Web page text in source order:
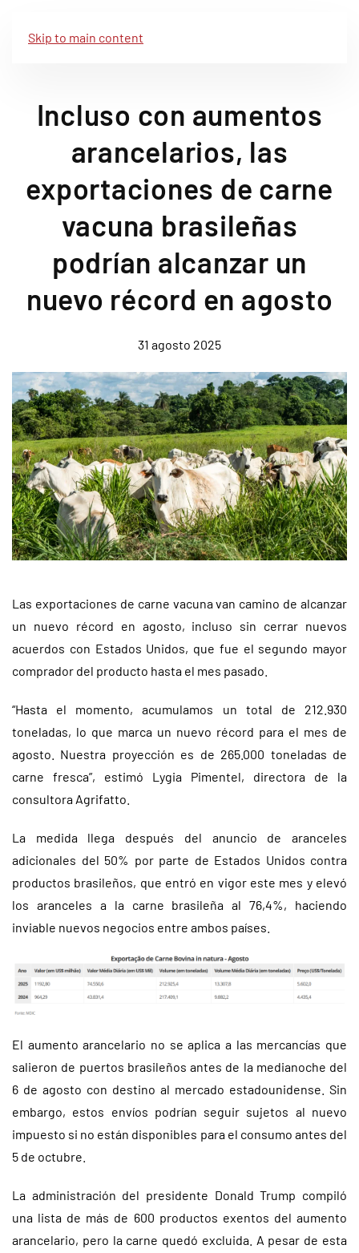
Skip to main content
Incluso con aumentos
arancelarios, las
exportaciones de carne
vacuna brasileñas
podrían alcanzar un
nuevo récord en agosto
31 agosto 2025
Las exportaciones de carne vacuna van camino de alcanzar
un nuevo récord en agosto, incluso sin cerrar nuevos
acuerdos con Estados Unidos, que fue el segundo mayor
comprador del producto hasta el mes pasado.
“Hasta el momento, acumulamos un total de 212.930
toneladas, lo que marca un nuevo récord para el mes de
agosto. Nuestra proyección es de 265.000 toneladas de
carne fresca”, estimó Lygia Pimentel, directora de la
consultora Agrifatto.
La medida llega después del anuncio de aranceles
adicionales del 50% por parte de Estados Unidos contra
productos brasileños, que entró en vigor este mes y elevó
los aranceles a la carne brasileña al 76,4%, haciendo
inviable nuevos negocios entre ambos países.
El aumento arancelario no se aplica a las mercancías que
salieron de puertos brasileños antes de la medianoche del
6 de agosto con destino al mercado estadounidense. Sin
embargo, estos envíos podrían seguir sujetos al nuevo
impuesto si no están disponibles para el consumo antes del
5 de octubre.
La administración del presidente Donald Trump compiló
una lista de más de 600 productos exentos del aumento
arancelario, pero la carne quedó excluida. A pesar de esta